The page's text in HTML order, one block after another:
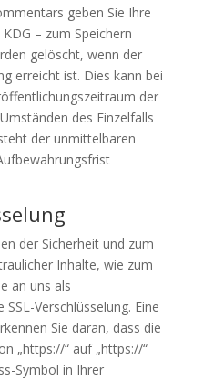
geben Sie Ihre
– zum Speichern
gelöscht, wenn der
erreicht ist. Dies kann bei
der
des Einzelfalls
der unmittelbaren
der Sicherheit und zum
Inhalte, wie zum
an uns als
Verschlüsselung. Eine
Sie daran, dass die
„https://“ auf „https://“
Symbol in Ihrer